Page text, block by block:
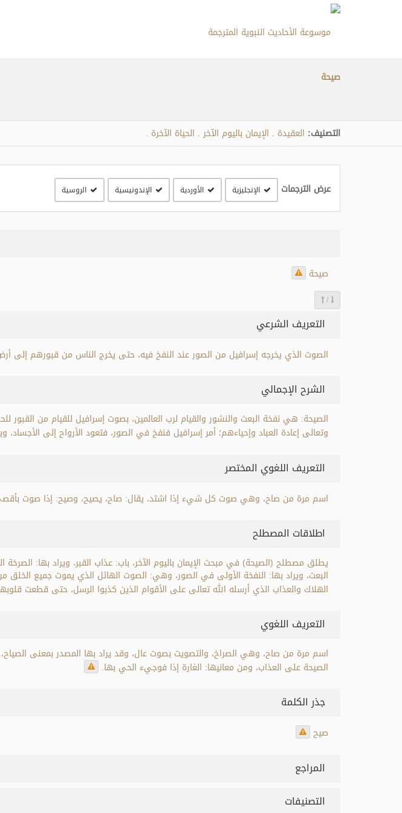
صيحة
التصنيف: العقيدة الإيمان باليوم الآخر الحياة الآخرة
عرض الترجمات الإنجليزية الأوردية الإندونيسية الروسية
صيحة
/
التعريف الشرعي
الصوت الذي يخرجه إسرافيل من الصور عند النفخ فيه، حتى يخرج الناس من قبورهم إلى
الشرح الإجمالي
الصيحة: هي نفخة البعث والنشور والقيام لرب العالمين، بصوت إسرافيل للقيام من
وتعالى إعادة العباد وإحياءهم؛ أمر إسرافيل فنفخ في الصور، فتعود الأرواح إلى الأجساد،
التعريف اللغوي المختصر
اسم مرة من صاح، وهي صوت كل شيء إذا اشتد، يقال: صاح، يصيح، وصيح: إذا صوت
اطلاقات المصطلح
يطلق مصطلح (الصيحة) في مبحث الإيمان باليوم الآخر، باب: عذاب القبر، ويراد بها:
البعث، ويراد بها: النفخة الأولى في الصور، وهي: الصوت الهائل الذي يموت جميع
الهلاك والعذاب الذي أرسله الله تعالى على الأقوام الذين كذبوا الرسل، حتى قطعت
التعريف اللغوي
اسم مرة من صاح، وهي الصراخ، والتصويت بصوت عال، وقد يراد بها المصدر بمعنى
الصيحة على العذاب، ومن معانيها: الغارة إذا فوجيء الحي بها.
جذر الكلمة
صيح
المراجع
التصنيفات